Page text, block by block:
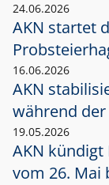
24.06.2026
AKN startet
16.06.2026
AKN
während der
19.05.2026
AKN kündigt
vom 26. Mai